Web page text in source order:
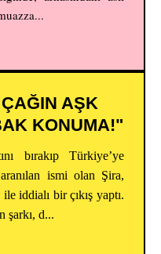
AŞK
KONUMA!"
bırakıp Türkiye’ye
ismi olan Şira,
iddialı bir çıkış yaptı.
şarkı, d...